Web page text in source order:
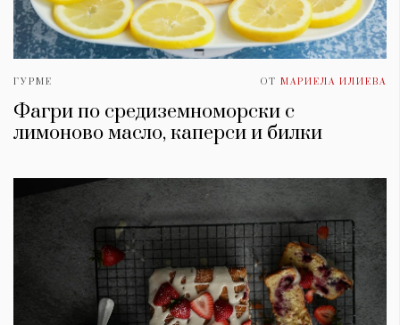
ГУРМЕ ОТ МАРИЕЛА ИЛИЕВА
Фагри по средиземноморски с
лимоново масло, каперси и билки